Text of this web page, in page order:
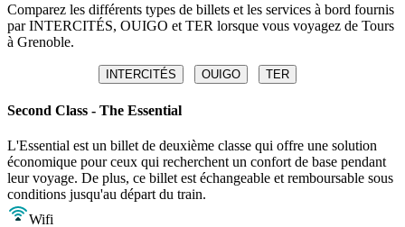
Comparez les différents types de billets et les services à bord fournis
par INTERCITÉS, OUIGO et TER lorsque vous voyagez de Tours
à Grenoble.
INTERCITÉS OUIGO TER
Second Class - The Essential
L'Essential est un billet de deuxième classe qui offre une solution
économique pour ceux qui recherchent un confort de base pendant
leur voyage. De plus, ce billet est échangeable et remboursable sous
conditions jusqu'au départ du train.
Wifi